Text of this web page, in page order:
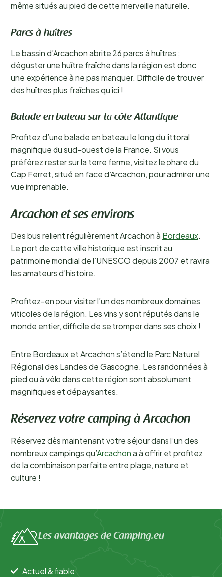
même situés au pied de cette merveille naturelle.
Parcs à huîtres
Le bassin d’Arcachon abrite 26 parcs à huîtres ;
déguster une huître fraîche dans la région est donc
une expérience à ne pas manquer. Difficile de trouver
des huîtres plus fraîches qu’ici !
Balade en bateau sur la côte Atlantique
Profitez d’une balade en bateau le long du littoral
magnifique du sud-ouest de la France. Si vous
préférez rester sur la terre ferme, visitez le phare du
Cap Ferret, situé en face d’Arcachon, pour admirer une
vue imprenable.
Arcachon et ses environs
Des bus relient régulièrement Arcachon à Bordeaux.
Le port de cette ville historique est inscrit au
patrimoine mondial de l’UNESCO depuis 2007 et ravira
les amateurs d’histoire.
Profitez-en pour visiter l’un des nombreux domaines
viticoles de la région. Les vins y sont réputés dans le
monde entier, difficile de se tromper dans ses choix !
Entre Bordeaux et Arcachon s’étend le Parc Naturel
Régional des Landes de Gascogne. Les randonnées à
pied ou à vélo dans cette région sont absolument
magnifiques et dépaysantes.
Réservez votre camping à Arcachon
Réservez dès maintenant votre séjour dans l’un des
nombreux campings qu’Arcachona à offrir et profitez
de la combinaison parfaite entre plage, nature et
culture !
Les avantages de Camping.eu
Actuel & fiable